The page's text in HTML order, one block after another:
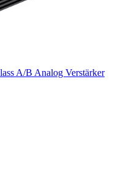
A/B Analog Verstärker